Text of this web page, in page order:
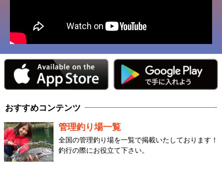
おすすめコンテンツ
管理釣り場一覧
全国の管理釣り場を一覧で掲載いたしております！
釣行の際にお役立て下さい。